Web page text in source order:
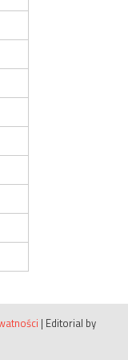
| Editorial by